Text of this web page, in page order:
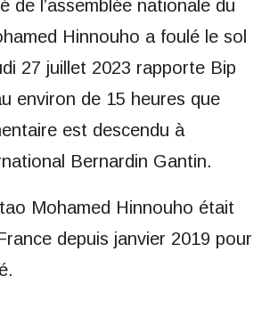
de l’assemblée nationale du
Hinnouho a foulé le sol
27 juillet 2023 rapporte Bip
environ de 15 heures que
est descendu à
Bernardin Gantin.
Mohamed Hinnouho était
depuis janvier 2019 pour